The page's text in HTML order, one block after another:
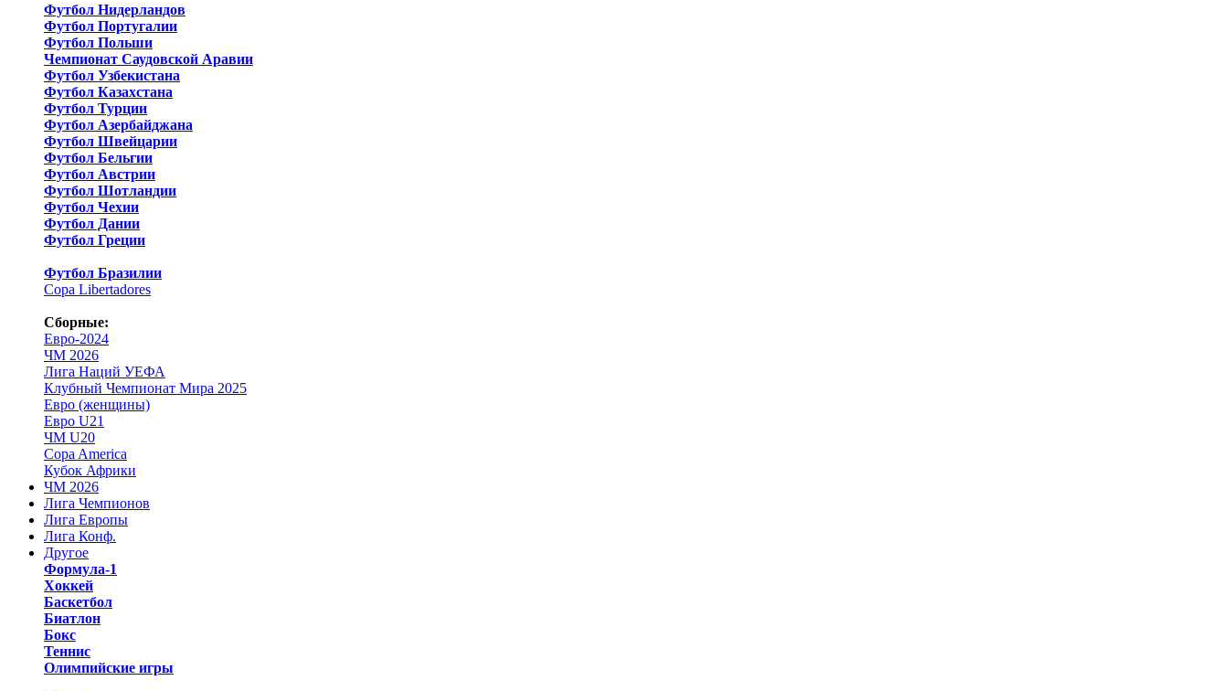
Футбол Нидерландов
Футбол Португалии
Футбол Польши
Чемпионат Саудовской Аравии
Футбол Узбекистана
Футбол Казахстана
Футбол Турции
Футбол Азербайджана
Футбол Швейцарии
Футбол Бельгии
Футбол Австрии
Футбол Шотландии
Футбол Чехии
Футбол Дании
Футбол Греции
Футбол Бразилии
Copa Libertadores
Сборные:
Евро-2024
ЧМ 2026
Лига Наций УЕФА
Клубный Чемпионат Мира 2025
Евро (женщины)
Евро U21
ЧМ U20
Copa America
Кубок Африки
ЧМ 2026
Лига Чемпионов
Лига Европы
Лига Конф.
Другое
Формула-1
Хоккей
Баскетбол
Биатлон
Бокс
Теннис
Олимпийские игры